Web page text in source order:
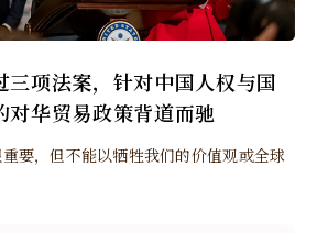
三项法案，针对中国人权与国
对华贸易政策背道而驰
要，但不能以牺牲我们的价值观或全球